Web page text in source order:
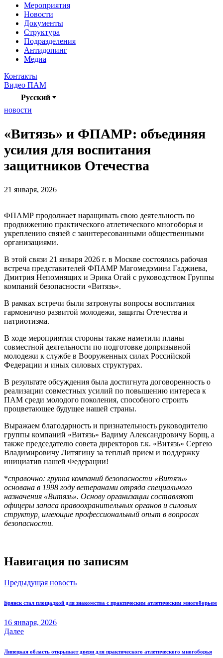
Мероприятия
Новости
Документы
Структура
Подразделения
Антидопинг
Медиа
Контакты
Видео ПАМ
Русский
новости
«Витязь» и ФПАМР: объединяя
усилия для воспитания
защитников Отечества
21 января, 2026
ФПАМР продолжает наращивать свою деятельность по
продвижению практического атлетического многоборья и
укреплению связей с заинтересованными общественными
организациями.
В этой связи 21 января 2026 г. в Москве состоялась рабочая
встреча представителей ФПАМР Магомедэмина Гаджиева,
Дмитрия Непомнящих и Эрика Огай с руководством Группы
компаний безопасности «Витязь».
В рамках встречи были затронуты вопросы воспитания
гармонично развитой молодежи, защиты Отечества и
патриотизма.
В ходе мероприятия стороны также наметили планы
совместной деятельности по подготовке допризывной
молодежи к службе в Вооруженных силах Российской
Федерации и иных силовых структурах.
В результате обсуждения была достигнута договоренность о
реализации совместных усилий по повышению интереса к
ПАМ среди молодого поколения, способного строить
процветающее будущее нашей страны.
Выражаем благодарность и признательность руководителю
группы компаний «Витязь» Вадиму Александровичу Борщ, а
также председателю совета директоров г.к. «Витязь» Сергею
Владимировичу Литягину за теплый прием и поддержку
инициатив нашей Федерации!
*справочно: группа компаний безопасности «Витязь»
основана в 1998 году ветеранами отряда специального
назначения «Витязь». Основу организации составляют
офицеры запаса правоохранительных органов и силовых
структур, имеющие профессиональный опыт в вопросах
безопасности.
Навигация по записям
Предыдущая новость
Брянск стал площадкой для знакомства с практическим атлетическим многоборьем
16 января, 2026
Далее
Липецкая область открывает двери для практического атлетического многоборья